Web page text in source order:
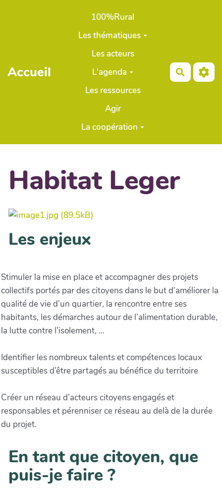
Aller au contenu principal
Accueil
100%Rural
Les thématiques
Les acteurs
L'agenda
Les ressources
Agir
La coopération
Habitat Leger
Les enjeux
Stimuler la mise en place et accompagner des projets
collectifs portés par des citoyens dans le but d’améliorer la
qualité de vie d’un quartier, la rencontre entre ses
habitants, les démarches autour de l’alimentation durable,
la lutte contre l’isolement, …
Identifier les nombreux talents et compétences locaux
susceptibles d’être partagés au bénéfice du territoire
Créer un réseau d’acteurs citoyens engagés et
responsables et pérenniser ce réseau au delà de la durée
du projet.
En tant que citoyen, que
puis-je faire ?